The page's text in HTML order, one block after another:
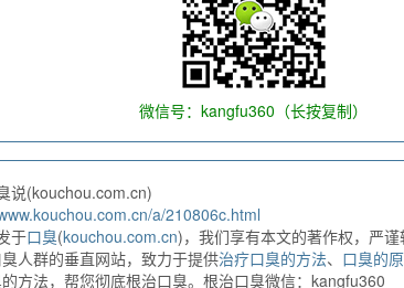
微信号：kangfu360（长按复制）
说(kouchou.com.cn)
a/210806c.html
于口臭(kouchou.com.cn)，我们享有本文的著作权，严
人群的垂直网站，致力于提供治疗口臭的方法、 口臭的
方法，帮您彻底根治口臭。根治口臭微信：kangfu360